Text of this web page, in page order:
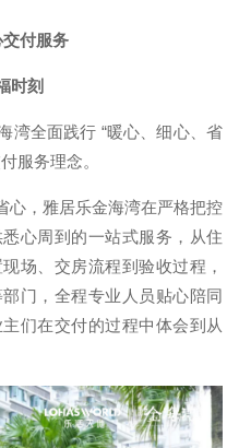
付服务
时刻
全面践行 “暖心、细心、省
服务理念。
，雅居乐金海湾在严格把控
心周到的一站式服务，从住
场、交房流程到验收过程，
门，全程专业人员贴心陪同
们在交付的过程中体会到从